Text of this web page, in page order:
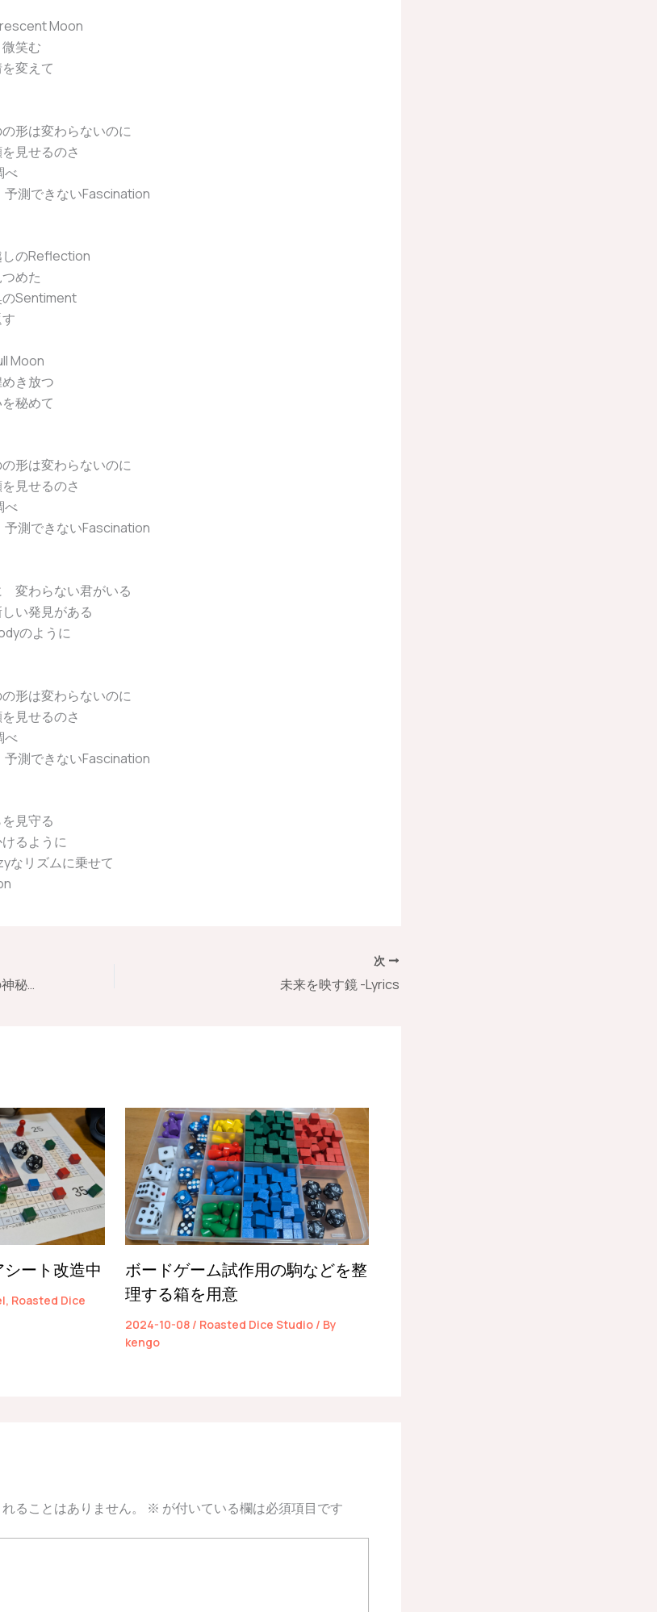
Moon
笑む
変えて
形は変わらないのに
見せるのさ
べ
測できないFascination
のReflection
めた
Sentiment
Moon
き放つ
秘めて
形は変わらないのに
見せるのさ
べ
測できないFascination
変わらない君がいる
い発見がある
のように
形は変わらないのに
見せるのさ
べ
測できないFascination
見守る
るように
リズムに乗せて
Roasted Dice Studio、夜空の神秘を歌う第38弾配信シングル「クレッセントムーン」をリリース！
次
未来を映す鏡 -Lyrics
ート改造中
, Roasted Dice
ボードゲーム試作用の駒などを整
理する箱を用意
2024-10-08 / Roasted Dice Studio/ By
kengo
ることはありません。 ※ が付いている欄は必須項目です